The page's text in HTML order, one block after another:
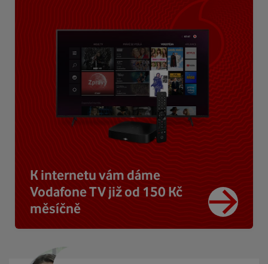
K internetu vám dáme
Vodafone TV již od 150 Kč
měsíčně